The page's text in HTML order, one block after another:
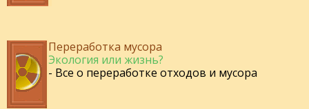
Переработка мусора
Экология или жизнь?
- Все о переработке отходов и мусора